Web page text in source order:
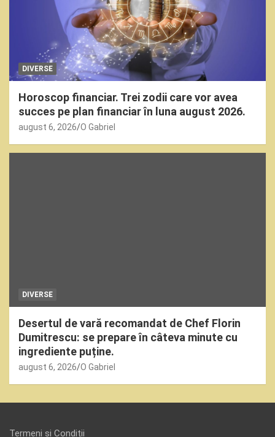
DIVERSE
Horoscop financiar. Trei zodii care vor avea
succes pe plan financiar în luna august 2026.
august 6, 2026 O Gabriel
DIVERSE
Desertul de vară recomandat de Chef Florin
Dumitrescu: se prepare în câteva minute cu
ingrediente puține.
august 6, 2026 O Gabriel
Termeni și Condiții